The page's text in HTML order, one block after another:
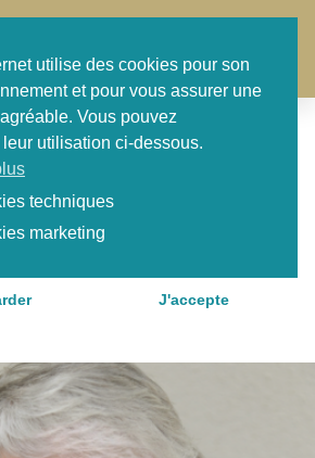
,FOCUS
Jacqueline
Conseil
utilise des cookies pour son
et pour vous assurer une
Vous pouvez
leur utilisation ci-dessous.
techniques
marketing
J'accepte